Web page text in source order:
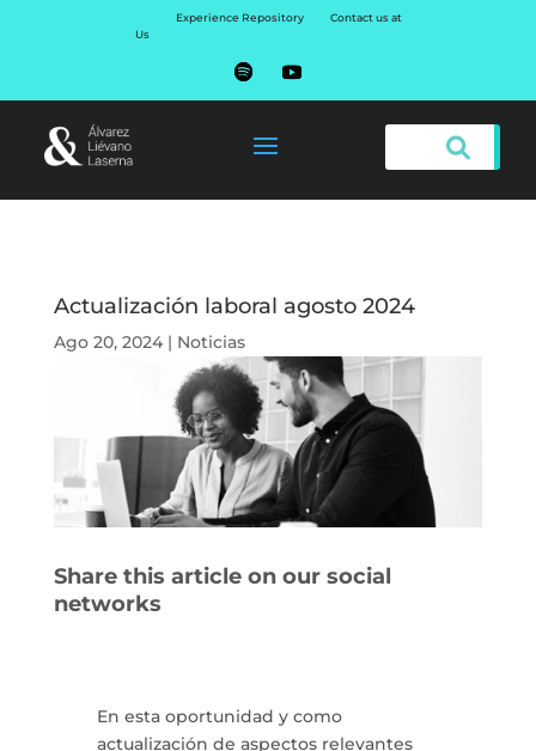
Us
Experience Repository Contact us at
Actualización laboral agosto 2024
Ago 20, 2024| Noticias
Share this article on our social
networks
En esta oportunidad y como
actualización de aspectos relevantes